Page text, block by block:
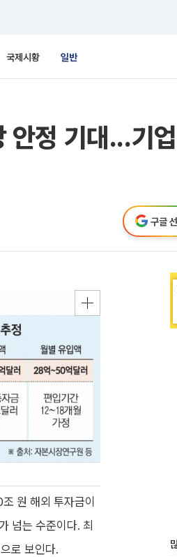
국제시황 일반
정 기대...기
구글
원 해외 투자금이
넘는 수준이다. 최
로 보인다.